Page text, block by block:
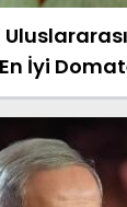
İyi
Hazır